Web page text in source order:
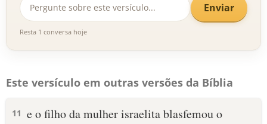
Enviar
Resta 1 conversa hoje
Este versículo em outras versões da Bíblia
11 e o filho da mulher israelita blasfemou o